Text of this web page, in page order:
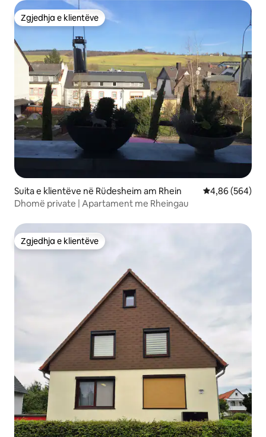
Zgjedhja e klientëve
Zgjedhja e klientëve
Suita e klientëve në Rüdesheim am Rhein Vlerësimi
4,86 (564)
Dhomë private | Apartament me Rheingau
Zgjedhja e klientëve
Zgjedhja e klientëve